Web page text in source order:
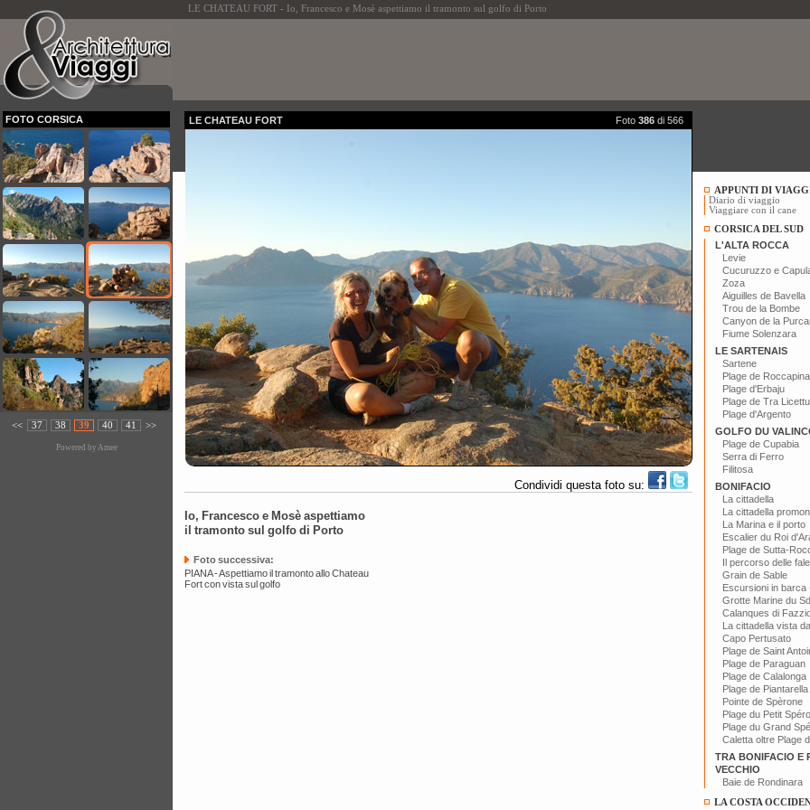
LE CHATEAU FORT - Io, Francesco e Mosè aspettiamo il tramonto sul golfo di Porto
FOTO CORSICA
<< 37 38 39 40 41 >>
Powered by Amee
LE CHATEAU FORT Foto 386 di 566
Condividi questa foto su:
Io, Francesco e Mosè aspettiamo
il tramonto sul golfo di Porto
Foto successiva:
PIANA - Aspettiamo il tramonto allo Chateau
Fort con vista sul golfo
APPUNTI DI
Diario di viaggio
Viaggiare con il cane
CORSICA DEL SUD
L'ALTA ROCCA
Levie
Cucuruzzo e
Zoza
Aiguilles de Bavella
Trou de la Bombe
Canyon de la
Fiume Solenzara
LE SARTENAIS
Sartene
Plage de Roccapina
Plage d'Erbaju
Plage de Tra Licettu
Plage d'Argento
GOLFO DU
Plage de Cupabia
Serra di Ferro
Filitosa
BONIFACIO
La cittadella
La cittadella
La Marina e il porto
Escalier du Roi
Plage de Sutta-
Il percorso delle
Grain de Sable
Escursioni in barca
Grotte Marine du
Calanques di
La cittadella vista
Capo Pertusato
Plage de Saint
Plage de Paraguan
Plage de Calalonga
Plage de Piantarella
Pointe de Spèrone
Plage du Petit
Plage du Grand
Caletta oltre Plage
TRA BONIFACIO E
VECCHIO
Baie de Rondinara
LA COSTA